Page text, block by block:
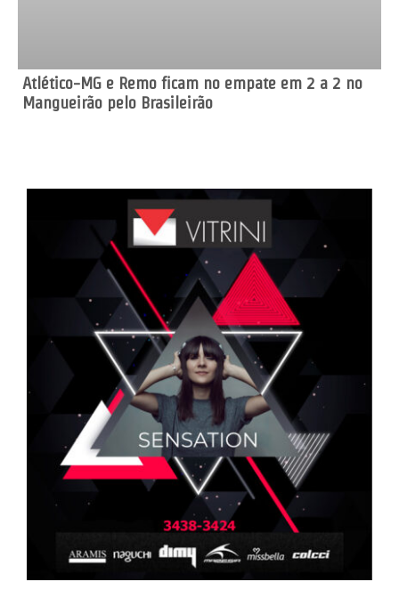
Atlético-MG e Remo ficam no empate em 2 a 2 no
Mangueirão pelo Brasileirão